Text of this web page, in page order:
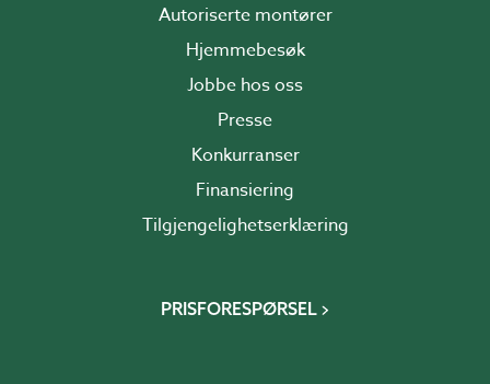
Autoriserte montører
Hjemmebesøk
Jobbe hos oss
Presse
Konkurranser
Finansiering
Tilgjengelighetserklæring
PRISFORESPØRSEL